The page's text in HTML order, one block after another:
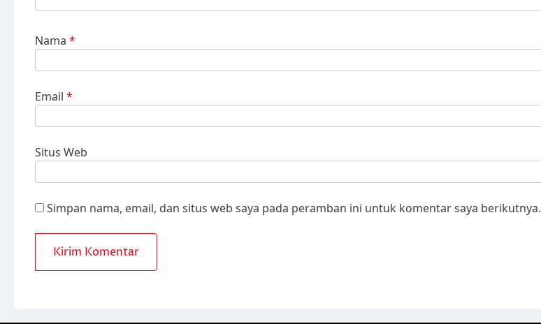
Nama *
Email *
Situs Web
Simpan nama, email, dan situs web saya pada peramban ini untuk komentar saya berikutnya.